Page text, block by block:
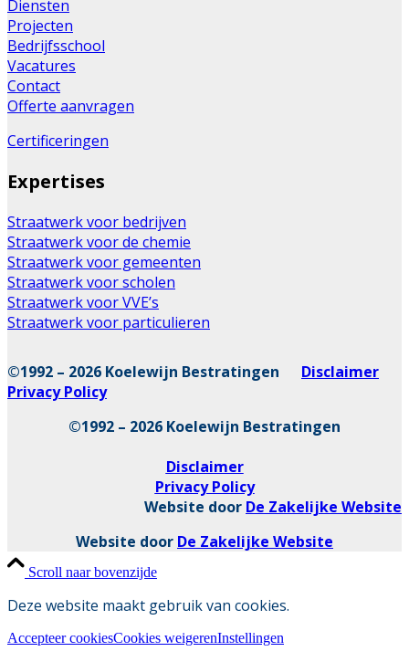
Diensten
Projecten
Bedrijfsschool
Vacatures
Contact
Offerte aanvragen
Certificeringen
Expertises
Straatwerk voor bedrijven
Straatwerk voor de chemie
Straatwerk voor gemeenten
Straatwerk voor scholen
Straatwerk voor VVE’s
Straatwerk voor particulieren
©1992 – 2026 Koelewijn Bestratingen Disclaimer
Privacy Policy
©1992 – 2026 Koelewijn Bestratingen
Disclaimer
Privacy Policy
Website door De Zakelijke Website
Website door De Zakelijke Website
Scroll naar bovenzijde
Deze website maakt gebruik van cookies.
Accepteer cookiesCookies weigerenInstellingen